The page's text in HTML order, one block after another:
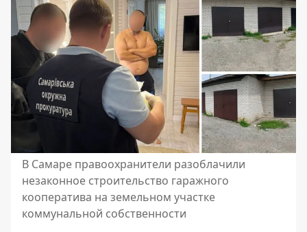
В Самаре правоохранители разоблачили
незаконное строительство гаражного
кооператива на земельном участке
коммунальной собственности